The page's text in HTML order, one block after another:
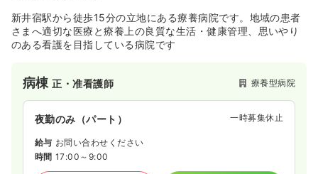
新井宿駅から徒歩15分の立地にある療養病院です。地域の患者
さまへ適切な医療と療養上の良質な生活・健康管理、思いやり
のある看護を目指している病院です
病棟正・准看護師 療養型病院
夜勤のみ（パート） 一時募集休止
給与 お問い合わせください
時間 17:00～9:00